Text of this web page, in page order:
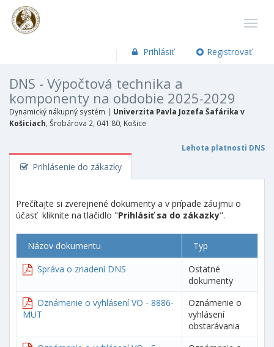
Prihlásiť Registrovať
DNS - Výpočtová technika a
komponenty na obdobie 2025-2029
Dynamický nákupný systém | Univerzita Pavla Jozefa Šafárika v
Košiciach , Šrobárova 2, 041 80, Košice
Lehota platnosti DNS
Prihlásenie do zákazky
Prečítajte si zverejnené dokumenty a v prípade záujmu o
účasť kliknite na tlačidlo "Prihlásiť sa do zákazky".
Názov dokumentu
Typ
Správa o zriadení DNS
Ostatné
dokumenty
Oznámenie o vyhlásení VO - 8886-
MUT
Oznámenie o
vyhlásení
obstarávania